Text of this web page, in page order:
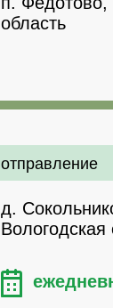
область
отправление
д.
Вологодская